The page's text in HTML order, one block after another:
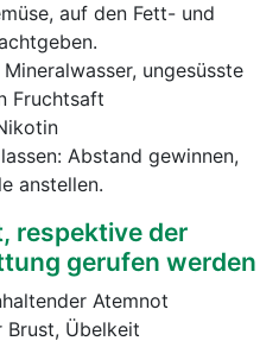
auf den Fett- und
ungesüsste
Fruchtsaft
Abstand gewinnen,
anstellen.
respektive der
gerufen werden
Atemnot
Brust, Übelkeit